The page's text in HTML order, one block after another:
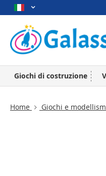
Giochi di costruzione
Home Giochi e